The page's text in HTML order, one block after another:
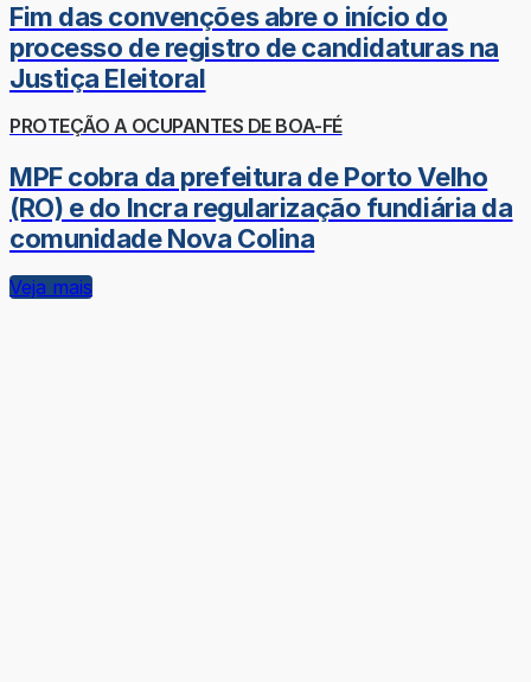
Fim das convenções abre o início do
processo de registro de candidaturas na
Justiça Eleitoral
PROTEÇÃO A OCUPANTES DE BOA-FÉ
MPF cobra da prefeitura de Porto Velho
(RO) e do Incra regularização fundiária da
comunidade Nova Colina
Veja mais